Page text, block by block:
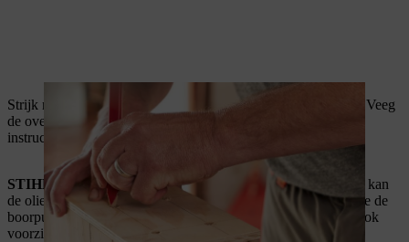
Strijk nu het hout met olie in en laat het 15 minuten inwerken. Veeg
de overtollige olie af met een doek en laat de olie volgens de
instructies van de fabrikant drogen. Meestal is dit 24 uur.
STIHL pro tip:laat het gedeelte rond de boorgaten vrij. Daar kan
de olie later in de weg zitten voor de houtlijm. Het beste plak je de
boorpunten af met bijvoorbeeld afplaktape. Je kan natuurlijk ook
voorzichtig met je kwast rond de punten gaan.